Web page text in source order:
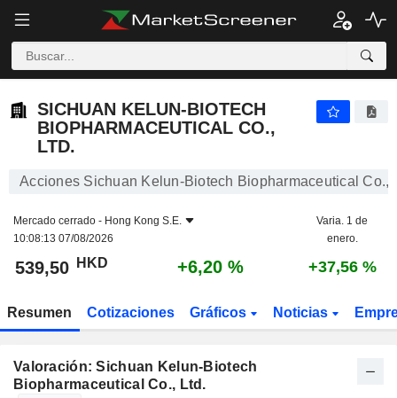
SICHUAN KELUN-BIOTECH
BIOPHARMACEUTICAL CO.,
LTD.
Acciones Sichuan Kelun-Biotech Biopharmaceutical Co.,
Mercado cerrado - Hong Kong S.E.
10:08:13 07/08/2026
Varia. 1 de
enero.
539,50 HKD +6,20 % +37,56 %
Resumen Cotizaciones Gráficos Noticias
Valoración: Sichuan Kelun-Biotech
Biopharmaceutical Co., Ltd.